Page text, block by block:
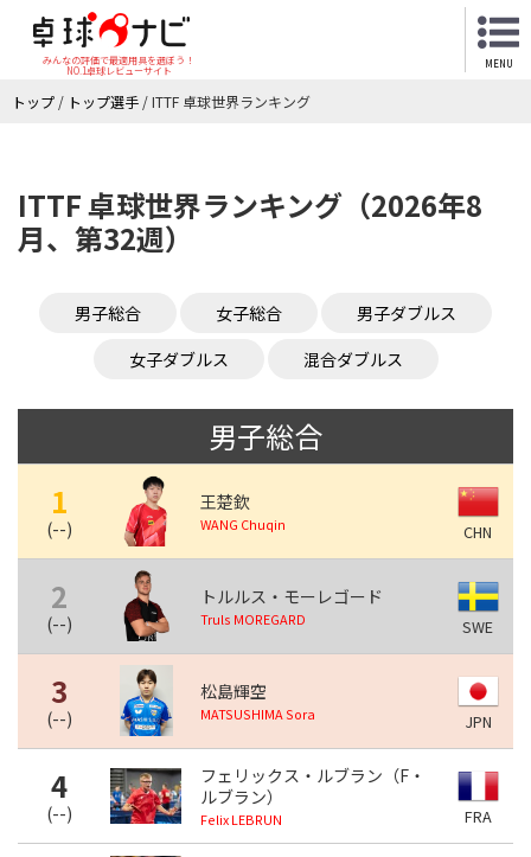
みんなの評価で最適用具を選ぼう！
NO.1卓球レビューサイト
MENU
トップ / トップ選手 /ITTF 卓球世界ランキング
ITTF 卓球世界ランキング（2026年8
月、第32週）
男子総合 女子総合
男子ダブルス
女子ダブルス
混合ダブルス
男子総合
1
(--)
王楚欽
WANG Chuqin CHN
2
(--)
トルルス・モーレゴード
Truls MOREGARD SWE
3
(--)
松島輝空
MATSUSHIMA Sora JPN
4
(--)
フェリックス・ルブラン（F・
ルブラン）
Felix LEBRUN FRA